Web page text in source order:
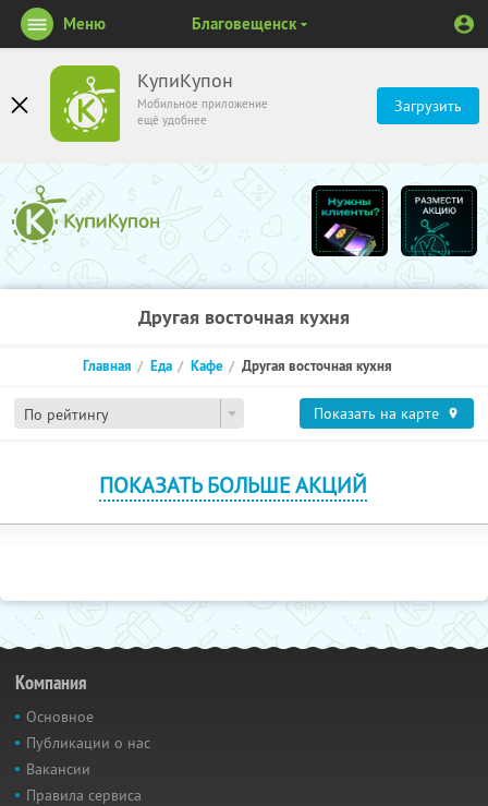
КупиКупон
Мобильное приложение
ещё удобнее
Загрузить
Меню Благовещенск
Другая восточная кухня
По рейтингу
Главная Еда Кафе Другая восточная кухня
Показать на карте
ПОКАЗАТЬ БОЛЬШЕ АКЦИЙ
Компания
Основное
Публикации о нас
Вакансии
Правила сервиса